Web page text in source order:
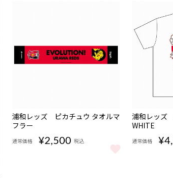
NEW
販売期
間
08/07
17:00〜
浦和レッズ ピカチュウ タオルマ
フラー
通常価格 ¥2,500 税込
浦和レッズ ピカチュウ タオルマフラー をもっと
NEW
販売期
間
08/07
17:00〜
浦和レッズ
WHITE
通常価格
浦和レッ